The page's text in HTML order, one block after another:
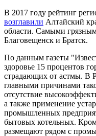
В 2017 году рейтинг
возглавили Алтайский
области. Самыми
Благовещенск и Братск.
По данным газеты
здоровье 15 процентов
страдающих от астмы. В
главными причинами
отсутствие
а также применение
промышленных
бытовых котельных.
размещают рядом с